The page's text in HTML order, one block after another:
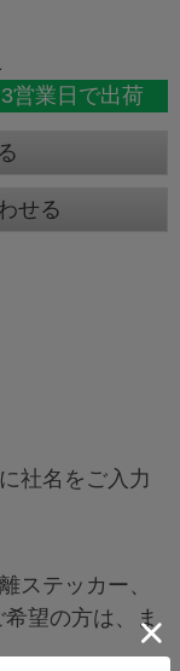
営業日で出荷
せる
社名をご入力
ステッカー、
望の方は、ま